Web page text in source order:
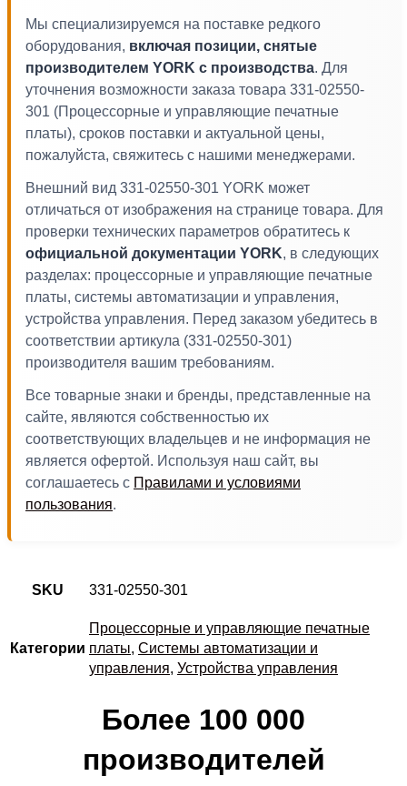
Мы специализируемся на поставке редкого
оборудования, включая позиции, снятые
производителем YORK с производства. Для
уточнения возможности заказа товара 331-02550-
301 (Процессорные и управляющие печатные
платы), сроков поставки и актуальной цены,
пожалуйста, свяжитесь с нашими менеджерами.
Внешний вид 331-02550-301 YORK может
отличаться от изображения на странице товара. Для
проверки технических параметров обратитесь к
официальной документации YORK, в следующих
разделах: процессорные и управляющие печатные
платы, системы автоматизации и управления,
устройства управления. Перед заказом убедитесь в
соответствии артикула (331-02550-301)
производителя вашим требованиям.
Все товарные знаки и бренды, представленные на
сайте, являются собственностью их
соответствующих владельцев и не информация не
является офертой. Используя наш сайт, вы
соглашаетесь с Правилами и условиями
пользования.
SKU 331-02550-301
Категории
Процессорные и управляющие печатные
платы, Системы автоматизации и
управления, Устройства управления
Более 100 000
производителей